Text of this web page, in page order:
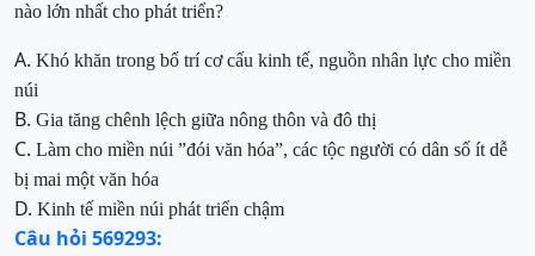
nào lớn nhất cho phát triển?
A. Khó khăn trong bố trí cơ cấu kinh tế, nguồn nhân lực cho miền
núi
B. Gia tăng chênh lệch giữa nông thôn và đô thị
C. Làm cho miền núi ”đói văn hóa”, các tộc người có dân số ít dễ
bị mai một văn hóa
D. Kinh tế miền núi phát triển chậm
Câu hỏi 569293: